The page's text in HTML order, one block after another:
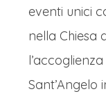
eventi unici
nella Chiesa
Sant’Angelo